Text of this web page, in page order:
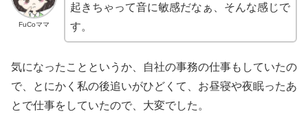
FuCoママ
起きちゃって音に敏感だなぁ、そんな感じで
す。
気になったことというか、自社の事務の仕事もしていたの
で、とにかく私の後追いがひどくて、お昼寝や夜眠ったあ
とで仕事をしていたので、大変でした。